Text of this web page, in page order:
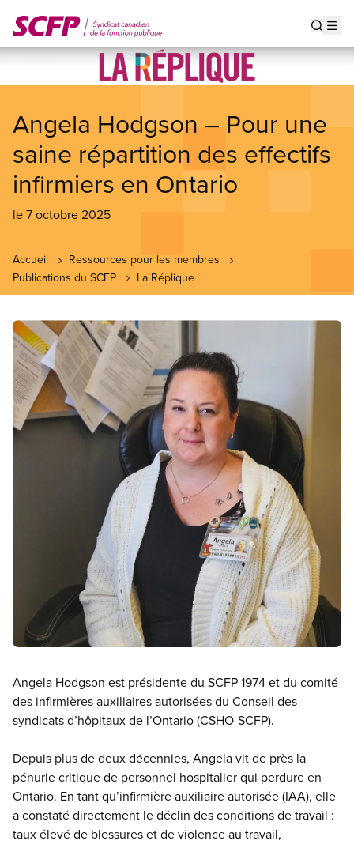
au
contenu
Angela Hodgson – Pour une
saine répartition des effectifs
infirmiers en Ontario
le 7 octobre 2025
Accueil
Ressources pour les membres
Publications du SCFP
La Réplique
Image
Angela Hodgson est présidente du SCFP 1974 et du comité
des infirmières auxiliaires autorisées du Conseil des
syndicats d’hôpitaux de l’Ontario (CSHO-SCFP).
Depuis plus de deux décennies, Angela vit de près la
pénurie critique de personnel hospitalier qui perdure en
Ontario. En tant qu’infirmière auxiliaire autorisée (IAA), elle
a constaté directement le déclin des conditions de travail :
taux élevé de blessures et de violence au travail,